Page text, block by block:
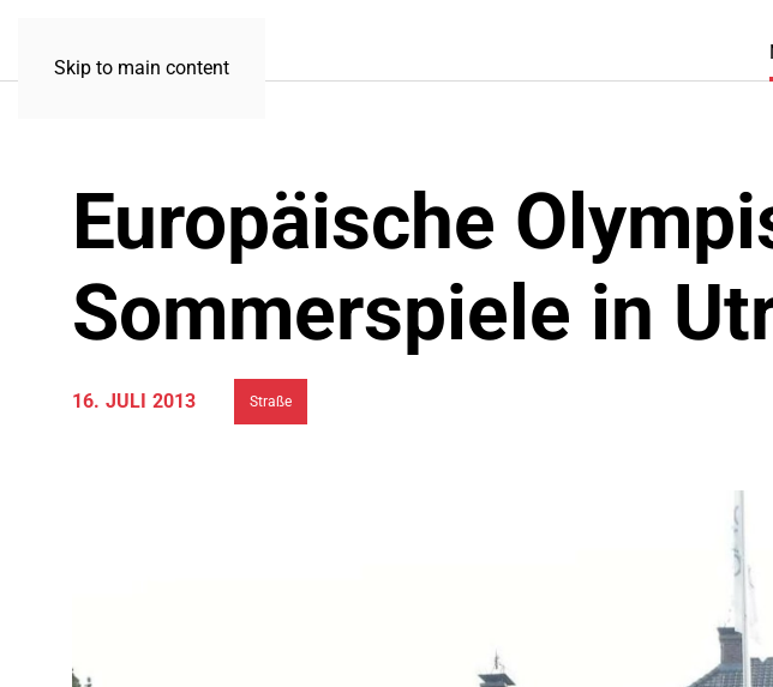
Skip to main content
Europäische
Sommerspiele in
16. JULI 2013 Straße